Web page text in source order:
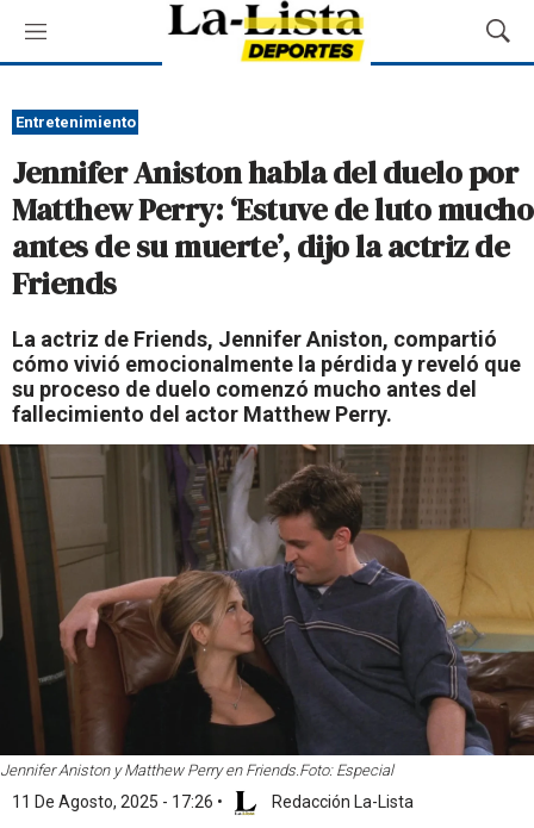
M
e
ú
M
o
a
r
B
ú
d
Entretenimiento
Jennifer Aniston habla del duelo por
Matthew Perry: ‘Estuve de luto mucho
antes de su muerte’, dijo la actriz de
Friends
La actriz de Friends, Jennifer Aniston, compartió
cómo vivió emocionalmente la pérdida y reveló que
su proceso de duelo comenzó mucho antes del
fallecimiento del actor Matthew Perry.
Jennifer Aniston y Matthew Perry en Friends.Foto: Especial
11 De Agosto, 2025 - 17:26 • Redacción La-Lista